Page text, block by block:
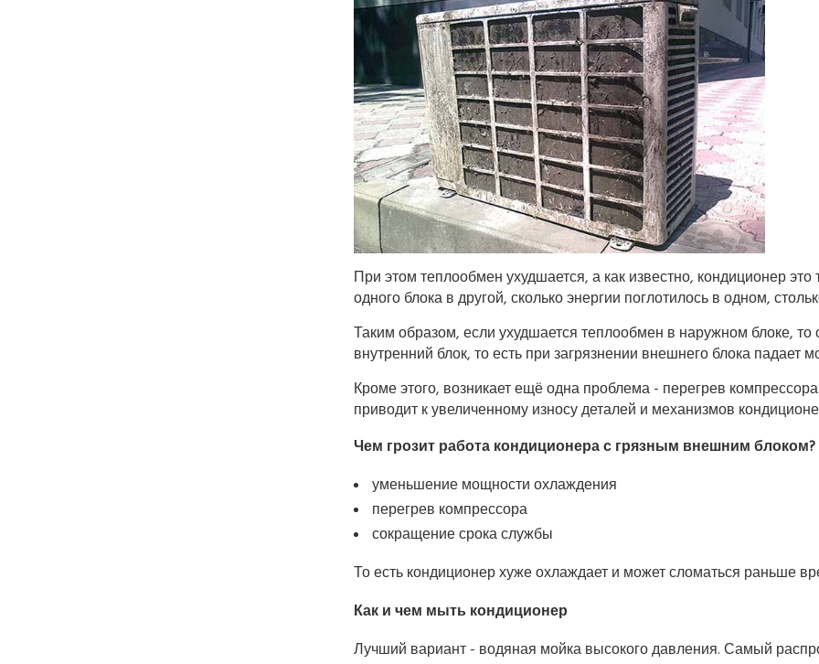
При этом теплообмен ухудшается, а как известно, кондиционер
одного блока в другой, сколько энергии поглотилось в одном,
Таким образом, если ухудшается теплообмен в наружном блоке,
внутренний блок, то есть при загрязнении внешнего блока падает
Кроме этого, возникает ещё одна проблема - перегрев
приводит к увеличенному износу деталей и механизмов
Чем грозит работа кондиционера с грязным внешним блоком?
уменьшение мощности охлаждения
перегрев компрессора
сокращение срока службы
То есть кондиционер хуже охлаждает и может сломаться раньше
Как и чем мыть кондиционер
Лучший вариант - водяная мойка высокого давления. Самый